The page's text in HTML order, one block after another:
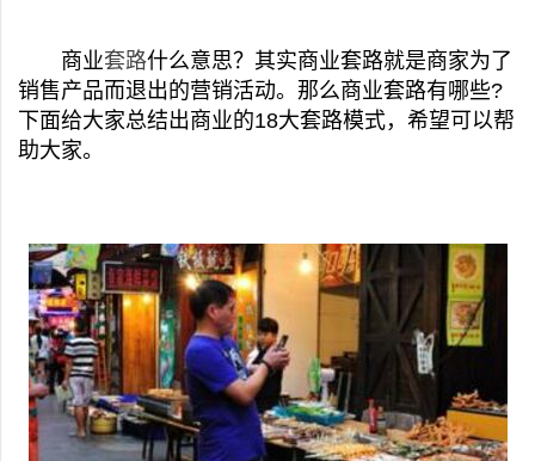
商业套路什么意思？其实商业套路就是商家为了
销售产品而退出的营销活动。那么商业套路有哪些?
下面给大家总结出商业的18大套路模式，希望可以帮
助大家。